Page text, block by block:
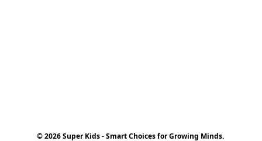
© 2026 Super Kids - Smart Choices for Growing Minds.